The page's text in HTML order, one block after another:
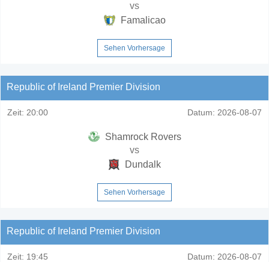
vs
Famalicao
Sehen Vorhersage
Republic of Ireland Premier Division
Zeit: 20:00 Datum: 2026-08-07
Shamrock Rovers
vs
Dundalk
Sehen Vorhersage
Republic of Ireland Premier Division
Zeit: 19:45 Datum: 2026-08-07